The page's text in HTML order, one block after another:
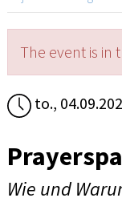
The event is in
to.,
Wie und